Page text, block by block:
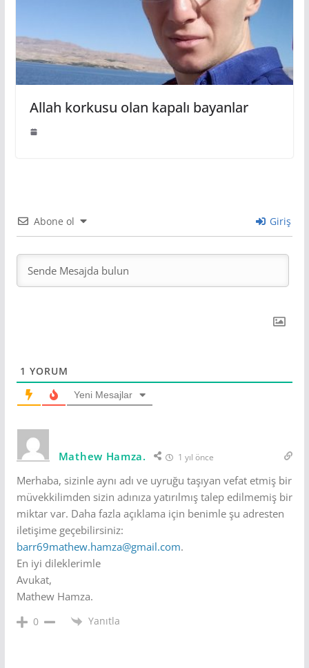
Allah korkusu olan kapalı bayanlar
Abone ol Giriş
1 YORUM
Yeni Mesajlar
Mathew Hamza. 1 yıl önce
Merhaba, sizinle aynı adı ve uyruğu taşıyan vefat etmiş bir
müvekkilimden sizin adınıza yatırılmış talep edilmemiş bir
miktar var. Daha fazla açıklama için benimle şu adresten
iletişime geçebilirsiniz:
barr69mathew.hamza@gmail.com.
En iyi dileklerimle
Avukat,
Mathew Hamza.
0 Yanıtla